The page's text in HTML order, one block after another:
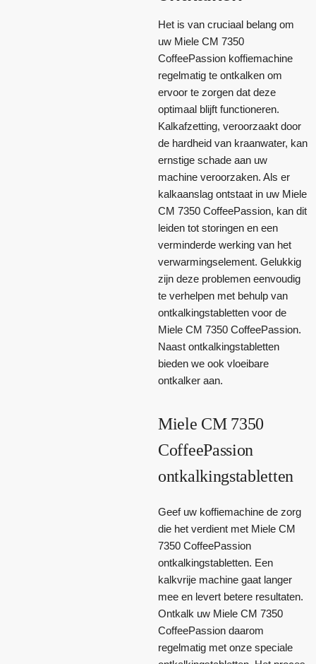
Het is van cruciaal belang om
uw Miele CM 7350
CoffeePassion koffiemachine
regelmatig te ontkalken om
ervoor te zorgen dat deze
optimaal blijft functioneren.
Kalkafzetting, veroorzaakt door
de hardheid van kraanwater, kan
ernstige schade aan uw
machine veroorzaken. Als er
kalkaanslag ontstaat in uw Miele
CM 7350 CoffeePassion, kan dit
leiden tot storingen en een
verminderde werking van het
verwarmingselement. Gelukkig
zijn deze problemen eenvoudig
te verhelpen met behulp van
ontkalkingstabletten voor de
Miele CM 7350 CoffeePassion.
Naast ontkalkingstabletten
bieden we ook vloeibare
ontkalker aan.
Miele CM 7350
CoffeePassion
ontkalkingstabletten
Geef uw koffiemachine de zorg
die het verdient met Miele CM
7350 CoffeePassion
ontkalkingstabletten. Een
kalkvrije machine gaat langer
mee en levert betere resultaten.
Ontkalk uw Miele CM 7350
CoffeePassion daarom
regelmatig met onze speciale